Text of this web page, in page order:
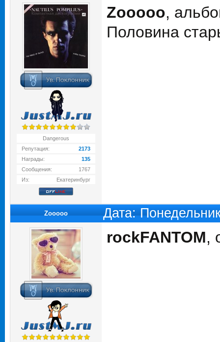
Dangerous
Репутация:
2173
Награды:
135
Сообщения:
1767
Из:
Екатеринбург
Zooooo,
Половина
Zooooo Дата:
rockFANTOM,